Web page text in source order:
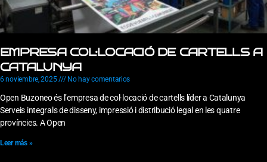
EMPRESA COL·LOCACIÓ DE CARTELLS A
CATALUNYA
6 noviembre, 2025 No hay comentarios
Open Buzoneo és l’empresa de col·locació de cartells líder a Catalunya
Serveis integrals de disseny, impressió i distribució legal en les quatre
províncies. A Open
Leer más »